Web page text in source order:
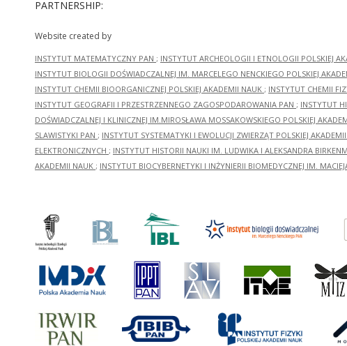
PARTNERSHIP:
Website created by
INSTYTUT MATEMATYCZNY PAN ; INSTYTUT ARCHEOLOGII I ETNOLOGII POLSKIEJ
INSTYTUT BIOLOGII DOŚWIADCZALNEJ IM. MARCELEGO NENCKIEGO POLSKIEJ
INSTYTUT CHEMII BIOORGANICZNEJ POLSKIEJ AKADEMII NAUK ; INSTYTUT CHEMII
INSTYTUT GEOGRAFII I PRZESTRZENNEGO ZAGOSPODAROWANIA PAN ; INSTYTUT
DOŚWIADCZALNEJ I KLINICZNEJ IM.MIROSŁAWA MOSSAKOWSKIEGO POLSKIEJ
SLAWISTYKI PAN ; INSTYTUT SYSTEMATYKI I EWOLUCJI ZWIERZĄT POLSKIEJ
ELEKTRONICZNYCH ; INSTYTUT HISTORII NAUKI IM. LUDWIKA I ALEKSANDRA
AKADEMII NAUK ; INSTYTUT BIOCYBERNETYKI I INŻYNIERII BIOMEDYCZNEJ IM.